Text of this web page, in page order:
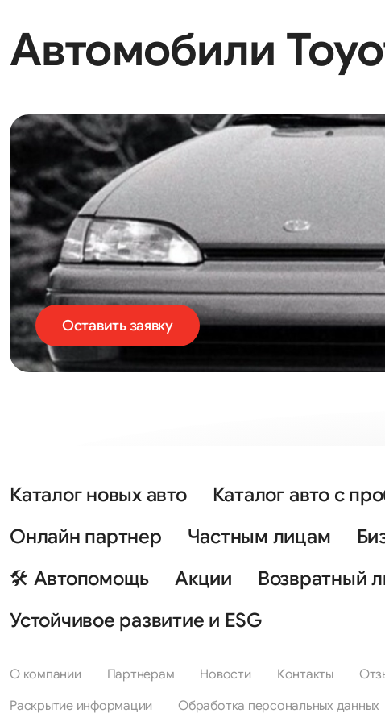
Автомобили
Оставить заявку
Каталог новых авто
Каталог авто с
Онлайн партнер
Частным лицам
🛠 Автопомощь
Акции
Возвратный
Устойчивое развитие и ESG
О компании Партнерам Новости Контакты
Раскрытие информации
Обработка персональных данных